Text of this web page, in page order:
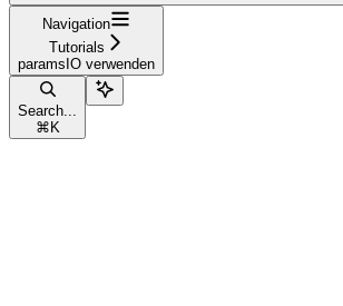
Navigation
Tutorials
paramsIO verwenden
Search...
⌘ K